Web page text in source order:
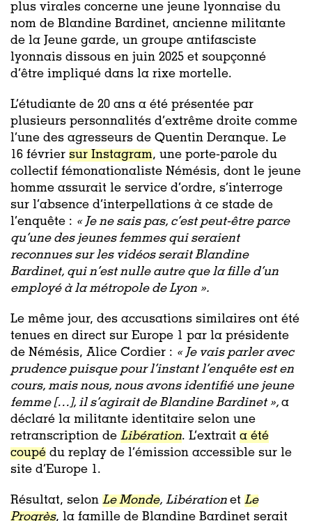
plus virales concerne une jeune lyonnaise du
nom de Blandine Bardinet, ancienne militante
de la Jeune garde, un groupe antifasciste
lyonnais dissous en juin 2025 et soupçonné
d’être impliqué dans la rixe mortelle.
L’étudiante de 20 ans a été présentée par
plusieurs personnalités d’extrême droite comme
l’une des agresseurs de Quentin Deranque. Le
16 février sur Instagram, une porte-parole du
collectif fémonationaliste Némésis, dont le jeune
homme assurait le service d’ordre, s’interroge
sur l’absence d’interpellations à ce stade de
l’enquête : « Je ne sais pas, c’est peut-être parce
qu’une des jeunes femmes qui seraient
reconnues sur les vidéos serait Blandine
Bardinet, qui n’est nulle autre que la fille d’un
employé à la métropole de Lyon ».
Le même jour, des accusations similaires ont été
tenues en direct sur Europe 1 par la présidente
de Némésis, Alice Cordier : « Je vais parler avec
prudence puisque pour l’instant l’enquête est en
cours, mais nous, nous avons identifié une jeune
femme […], il s’agirait de Blandine Bardinet », a
déclaré la militante identitaire selon une
retranscription de Libération. L’extrait a été
coupé du replay de l’émission accessible sur le
site d’Europe 1.
Résultat, selon Le Monde, Libération et Le
Progrès, la famille de Blandine Bardinet serait